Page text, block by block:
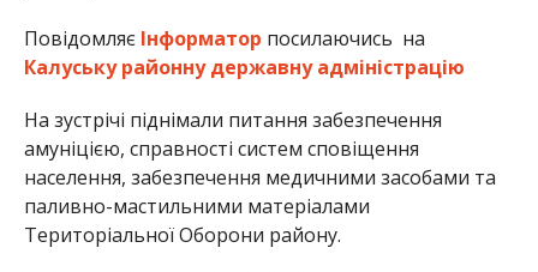
Повідомляє Інформатор посилаючись на
Калуську районну державну адміністрацію
На зустрічі піднімали питання забезпечення
амуніцією, справності систем сповіщення
населення, забезпечення медичними засобами та
паливно-мастильними матеріалами
Територіальної Оборони району.